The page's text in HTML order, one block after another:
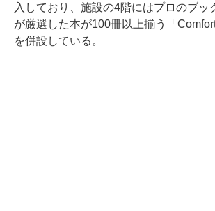
入しており、施設の4階にはプロのブッ
が厳選した本が100冊以上揃う「
を併設している。